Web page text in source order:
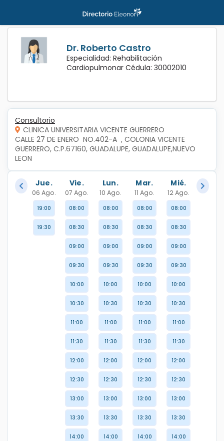
Dr. Roberto Castro
Especialidad: Rehabilitación
Cardiopulmonar Cédula: 30002010
Consultorio
CLINICA UNIVERSITARIA VICENTE GUERRERO
CALLE 27 DE ENERO  NO.402-A  , COLONIA VICENTE
GUERRERO, C.P.67160, GUADALUPE, GUADALUPE,NUEVO
LEON
Jue.
06 Ago.
Vie.
07 Ago.
Lun.
10 Ago.
Mar.
11 Ago.
Mié.
12 Ago.
19:00
19:30
08:00
08:30
09:00
09:30
10:00
10:30
11:00
11:30
12:00
12:30
13:00
13:30
14:00
08:00
08:30
09:00
09:30
10:00
10:30
11:00
11:30
12:00
12:30
13:00
13:30
14:00
08:00
08:30
09:00
09:30
10:00
10:30
11:00
11:30
12:00
12:30
13:00
13:30
14:00
08:00
08:30
09:00
09:30
10:00
10:30
11:00
11:30
12:00
12:30
13:00
13:30
14:00